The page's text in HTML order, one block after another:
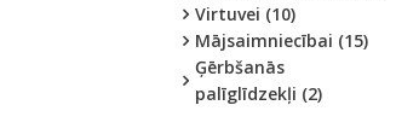
Virtuvei (10)
Mājsaimniecībai (15)
Ģērbšanās
palīglīdzekļi (2)